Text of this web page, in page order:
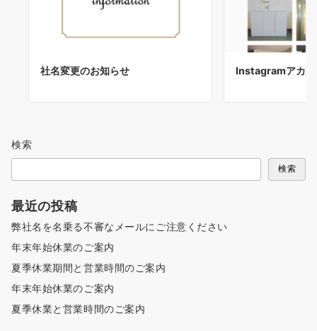
社名変更のお知らせ Instagramアカウ
検索
検索
最近の投稿
弊社名を名乗る不審なメールにご注意ください
年末年始休業のご案内
夏季休業期間と営業時間のご案内
年末年始休業のご案内
夏季休業と営業時間のご案内